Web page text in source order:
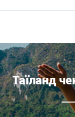
Таїланд